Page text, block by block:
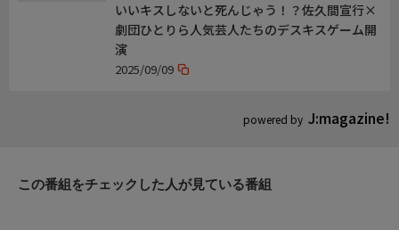
powered by J:magazine!
いいキスしないと死んじゃう！？佐久間宣行×
劇団ひとりら人気芸人たちのデスキスゲーム開
演
2025/09/09
この番組をチェックした人が見ている番組